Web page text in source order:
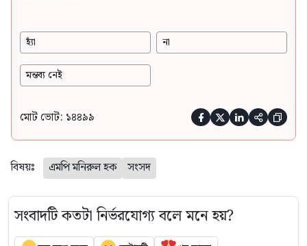
হ্যাঁ না
মন্তব্য নেই
মোট ভোট: ১৪৪৯৯     
বিষয়ঃ এমপি মনিরুল হক সংসদ
সংবাদটি কতটা নির্ভরযোগ্য বলে মনে হয়?